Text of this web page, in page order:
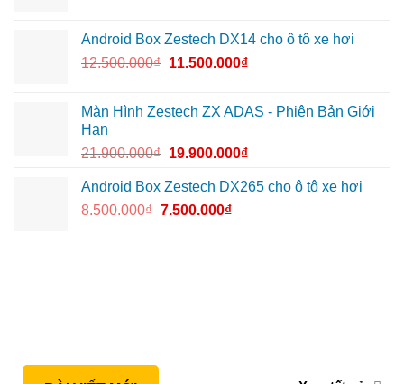
Android Box Zestech DX14 cho ô tô xe hơi
12.500.000₫ 11.500.000₫
Màn Hình Zestech ZX ADAS - Phiên Bản Giới
Hạn
21.900.000₫ 19.900.000₫
Android Box Zestech DX265 cho ô tô xe hơi
8.500.000₫ 7.500.000₫